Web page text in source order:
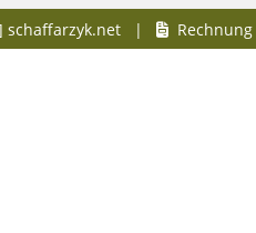
schaffarzyk.net | Rechnung